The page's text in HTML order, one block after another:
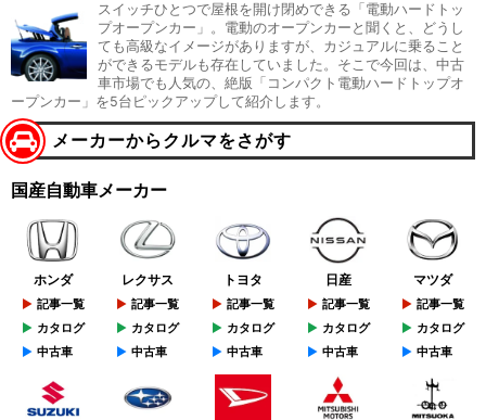
スイッチひとつで屋根を開け閉めできる「電動ハードトッ
プオープンカー」。電動のオープンカーと聞くと、どうし
ても高級なイメージがありますが、カジュアルに乗ること
ができるモデルも存在していました。そこで今回は、中古
車市場でも人気の、絶版「コンパクト電動ハードトップオ
ープンカー」を5台ピックアップして紹介します。
メーカーからクルマをさがす
国産自動車メーカー
ホンダ
記事一覧
カタログ
中古車
レクサス
記事一覧
カタログ
中古車
トヨタ
記事一覧
カタログ
中古車
日産
記事一覧
カタログ
中古車
マツダ
記事一覧
カタログ
中古車